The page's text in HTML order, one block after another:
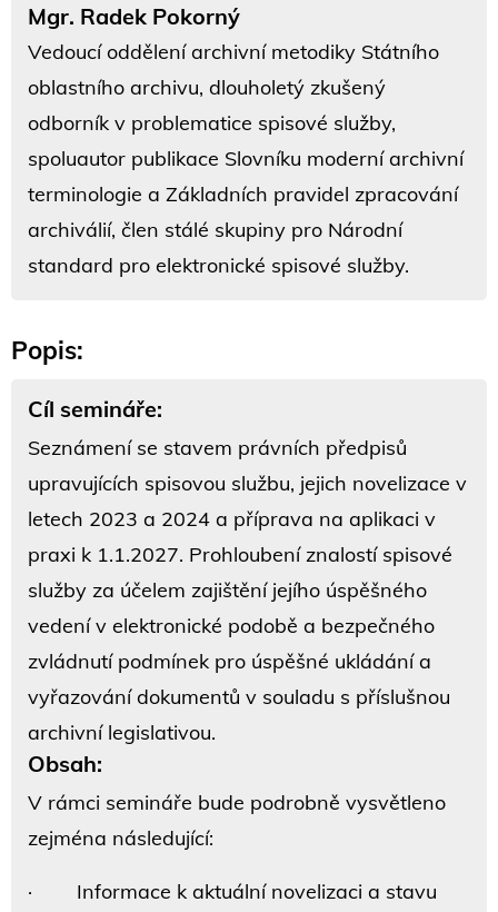
Mgr. Radek Pokorný
Vedoucí oddělení archivní metodiky Státního
oblastního archivu, dlouholetý zkušený
odborník v problematice spisové služby,
spoluautor publikace Slovníku moderní archivní
terminologie a Základních pravidel zpracování
archiválií, člen stálé skupiny pro Národní
standard pro elektronické spisové služby.
Popis:
Cíl semináře:
Seznámení se stavem právních předpisů
upravujících spisovou službu, jejich novelizace v
letech 2023 a 2024 a příprava na aplikaci v
praxi k 1.1.2027. Prohloubení znalostí spisové
služby za účelem zajištění jejího úspěšného
vedení v elektronické podobě a bezpečného
zvládnutí podmínek pro úspěšné ukládání a
vyřazování dokumentů v souladu s příslušnou
archivní legislativou.
Obsah:
V rámci semináře bude podrobně vysvětleno
zejména následující:
· Informace k aktuální novelizaci a stavu